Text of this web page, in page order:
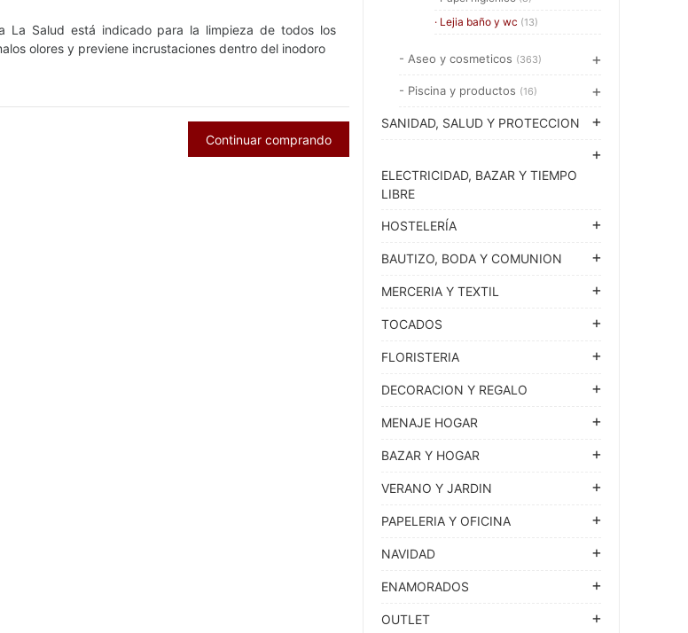
· Lejia baño y wc (13)
- Aseo y cosmeticos (363)
- Piscina y productos (16)
SANIDAD, SALUD Y PROTECCION
ELECTRICIDAD, BAZAR Y TIEMPO
LIBRE
HOSTELERÍA
BAUTIZO, BODA Y COMUNION
MERCERIA Y TEXTIL
TOCADOS
FLORISTERIA
DECORACION Y REGALO
MENAJE HOGAR
BAZAR Y HOGAR
VERANO Y JARDIN
PAPELERIA Y OFICINA
NAVIDAD
ENAMORADOS
OUTLET
La Salud está indicado para la limpieza de todos los
olores y previene incrustaciones dentro del inodoro
Continuar comprando